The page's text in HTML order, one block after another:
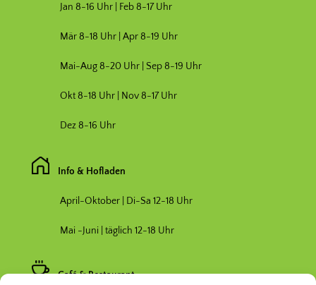
Jan 8-16 Uhr | Feb 8-17 Uhr
Mär 8-18 Uhr | Apr 8-19 Uhr
Mai-Aug 8-20 Uhr | Sep 8-19 Uhr
Okt 8-18 Uhr | Nov 8-17 Uhr
Dez 8-16 Uhr
Info & Hofladen
April-Oktober | Di-Sa 12-18 Uhr
Mai -Juni | täglich 12-18 Uhr
Café & Restaurant